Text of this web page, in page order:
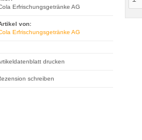
Erfrischungsgetränke AG
von:
Erfrischungsgetränke AG
drucken
schreiben